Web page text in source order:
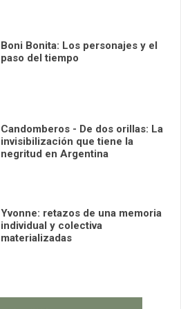
Boni Bonita: Los personajes y el
paso del tiempo
Candomberos - De dos orillas: La
invisibilización que tiene la
negritud en Argentina
Yvonne: retazos de una memoria
individual y colectiva
materializadas